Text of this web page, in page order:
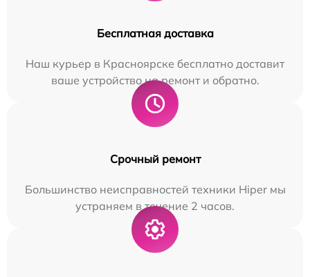
Бесплатная доставка
Наш курьер в Красноярске бесплатно доставит
ваше устройство на ремонт и обратно.
Срочный ремонт
Большинство неисправностей техники Hiper мы
устраняем в течение 2 часов.